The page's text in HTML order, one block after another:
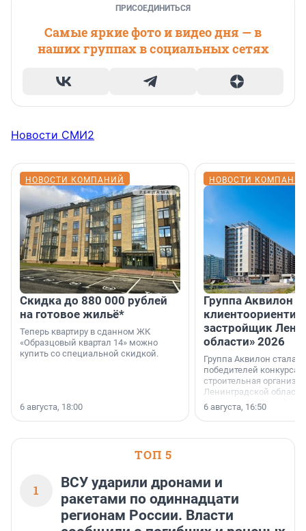
ПРИСОЕДИНИТЬСЯ
Самые яркие фото и видео дня — в
наших группах в социальных сетях
Новости СМИ2
НОВОСТИ КОМПАНИЙ
Скидка до 880 000 рублей
на готовое жильё*
Теперь квартиру в сданном ЖК
«Образцовый квартал 14» можно
купить со специальной скидкой.
6 августа, 18:00
НОВОСТИ
Группа Аквилон
застройщик
области» 2026
Группа Аквилон стала
победителей конкурса
строительная
Ленинградской области
номинации «Самый
застройщик
области».
6 августа, 16:50
ТОП 5
1
ВСУ ударили дронами и
ракетами по одиннадцати
регионам России. Власти